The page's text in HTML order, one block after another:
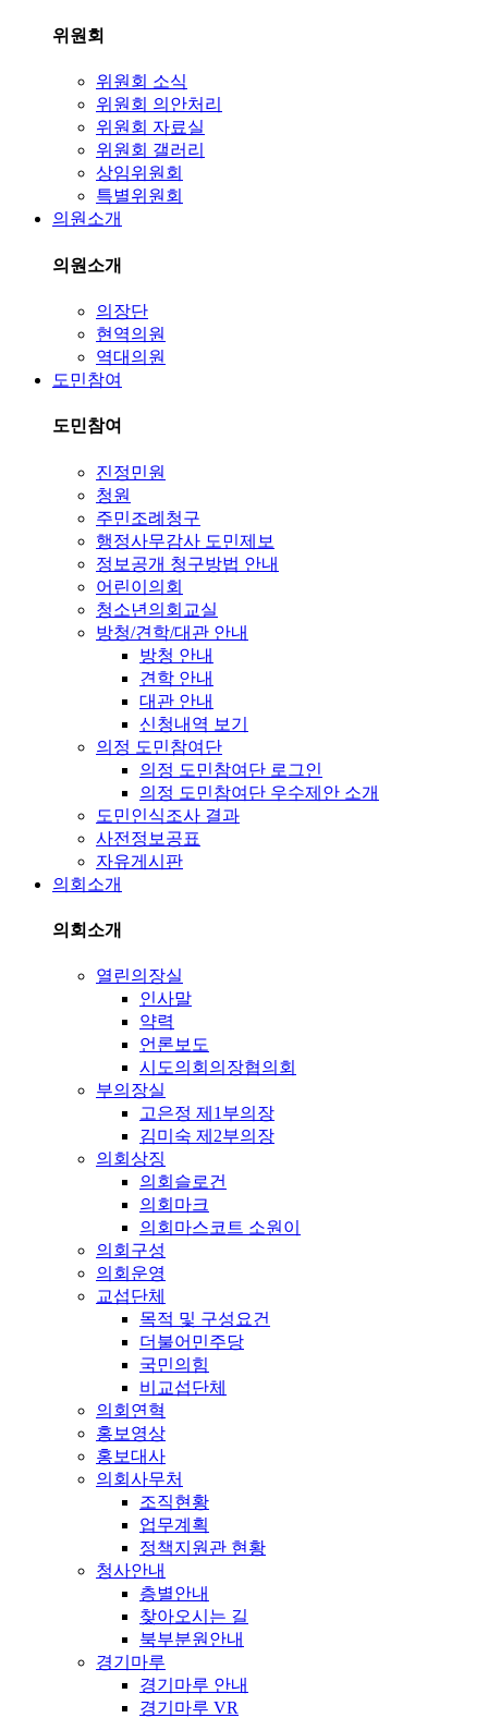
위원회
위원회 소식
위원회 의안처리
위원회 자료실
위원회 갤러리
상임위원회
특별위원회
의원소개
의원소개
의장단
현역의원
역대의원
도민참여
도민참여
진정민원
청원
주민조례청구
행정사무감사 도민제보
정보공개 청구방법 안내
어린이의회
청소년의회교실
방청/견학/대관 안내
방청 안내
견학 안내
대관 안내
신청내역 보기
의정 도민참여단
의정 도민참여단 로그인
의정 도민참여단 우수제안 소개
도민인식조사 결과
사전정보공표
자유게시판
의회소개
의회소개
열린의장실
인사말
약력
언론보도
시도의회의장협의회
부의장실
고은정 제1부의장
김미숙 제2부의장
의회상징
의회슬로건
의회마크
의회마스코트 소원이
의회구성
의회운영
교섭단체
목적 및 구성요건
더불어민주당
국민의힘
비교섭단체
의회연혁
홍보영상
홍보대사
의회사무처
조직현황
업무계획
정책지원관 현황
청사안내
층별안내
찾아오시는 길
북부분원안내
경기마루
경기마루 안내
경기마루 VR